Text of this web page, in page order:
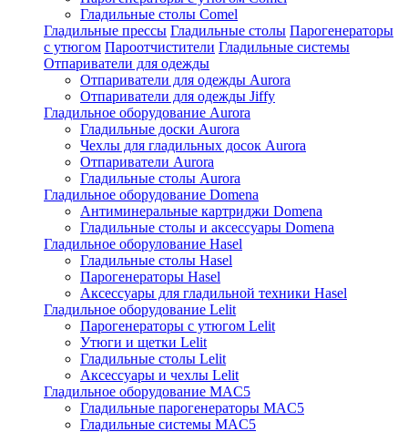
Гладильные столы Comel
Гладильные прессы Гладильные столы Парогенераторы
с утюгом Пароотчистители Гладильные системы
Отпариватели для одежды
Отпариватели для одежды Aurora
Отпариватели для одежды Jiffy
Гладильное оборудование Aurora
Гладильные доски Aurora
Чехлы для гладильных досок Aurora
Отпариватели Aurora
Гладильные столы Aurora
Гладильное оборудование Domena
Антиминеральные картриджи Domena
Гладильные столы и аксессуары Domena
Гладильное оборулование Hasel
Гладильные столы Hasel
Парогенераторы Hasel
Аксессуары для гладильной техники Hasel
Гладильное оборудование Lelit
Парогенераторы с утюгом Lelit
Утюги и щетки Lelit
Гладильные столы Lelit
Аксессуары и чехлы Lelit
Гладильное оборудование MAC5
Гладильные парогенераторы MAC5
Гладильные системы MAC5